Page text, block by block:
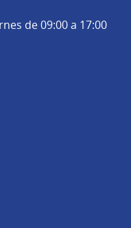
de 09:00 a 17:00